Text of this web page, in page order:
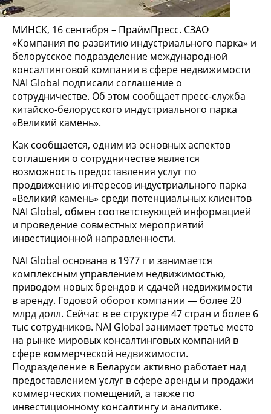
МИНСК, 16 сентября – ПраймПресс. СЗАО
«Компания по развитию индустриального парка» и
белорусское подразделение международной
консалтинговой компании в сфере недвижимости
NAI Global подписали соглашение о
сотрудничестве. Об этом сообщает пресс-служба
китайско-белорусского индустриального парка
«Великий камень».
Как сообщается, одним из основных аспектов
соглашения о сотрудничестве является
возможность предоставления услуг по
продвижению интересов индустриального парка
«Великий камень» среди потенциальных клиентов
NAI Global, обмен соответствующей информацией
и проведение совместных мероприятий
инвестиционной направленности.
NAI Global основана в 1977 г и занимается
комплексным управлением недвижимостью,
приводом новых брендов и сдачей недвижимости
в аренду. Годовой оборот компании — более 20
млрд долл. Сейчас в ее структуре 47 стран и более 6
тыс сотрудников. NAI Global занимает третье место
на рынке мировых консалтинговых компаний в
сфере коммерческой недвижимости.
Подразделение в Беларуси активно работает над
предоставлением услуг в сфере аренды и продажи
коммерческих помещений, а также по
инвестиционному консалтингу и аналитике.